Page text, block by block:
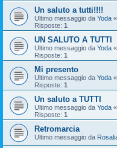
Un saluto a tutti!!!!
Ultimo messaggio da Yoda «
Risposte: 1
UN SALUTO A TUTTI
Ultimo messaggio da Yoda «
Risposte: 1
Mi presento
Ultimo messaggio da Yoda «
Risposte: 1
Un saluto a TUTTI
Ultimo messaggio da Yoda «
Risposte: 1
Retromarcia
Ultimo messaggio da